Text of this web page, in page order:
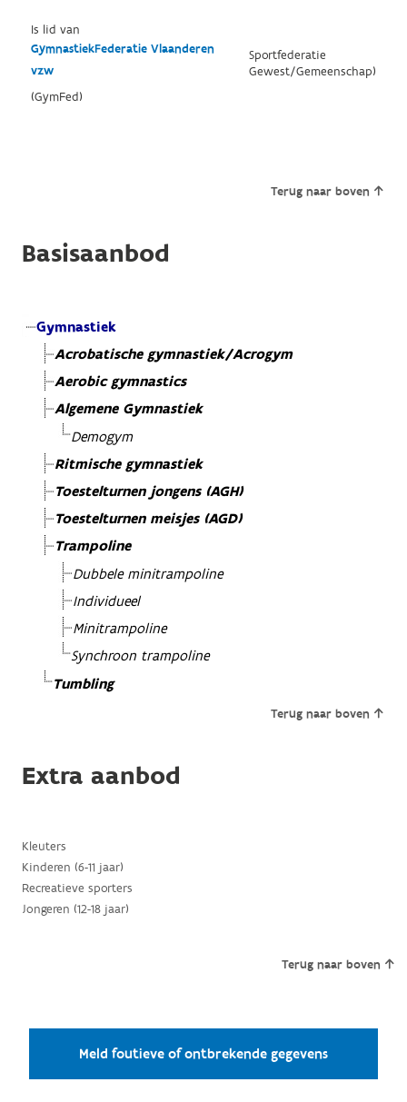
Is lid van
GymnastiekFederatie Vlaanderen
vzw
(GymFed)
Sportfederatie
Gewest/Gemeenschap)
Terug naar boven
Basisaanbod
Gymnastiek
Acrobatische gymnastiek/Acrogym
Aerobic gymnastics
Algemene Gymnastiek
Demogym
Ritmische gymnastiek
Toestelturnen jongens (AGH)
Toestelturnen meisjes (AGD)
Trampoline
Dubbele minitrampoline
Individueel
Minitrampoline
Synchroon trampoline
Tumbling
Terug naar boven
Extra aanbod
Kleuters
Kinderen (6-11 jaar)
Recreatieve sporters
Jongeren (12-18 jaar)
Terug naar boven
Meld foutieve of ontbrekende gegevens